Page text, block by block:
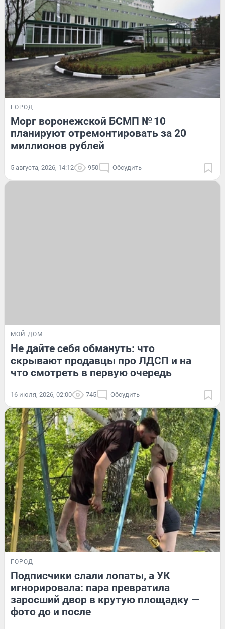
ГОРОД
Морг воронежской БСМП № 10
планируют отремонтировать за 20
миллионов рублей
5 августа, 2026, 14:12 950 Обсудить
МОЙ ДОМ
Не дайте себя обмануть: что
скрывают продавцы про ЛДСП и на
что смотреть в первую очередь
16 июля, 2026, 02:00 745 Обсудить
ГОРОД
Подписчики слали лопаты, а УК
игнорировала: пара превратила
заросший двор в крутую площадку —
фото до и после